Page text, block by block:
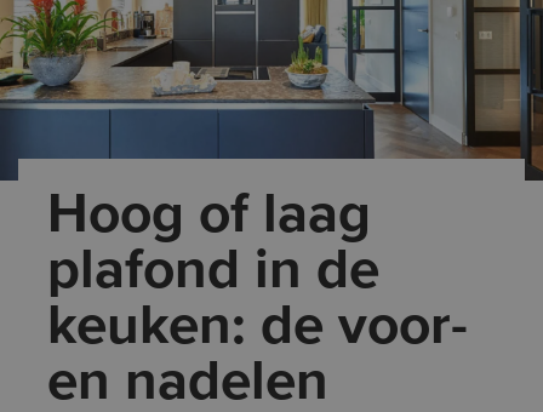
Hoog of laag
plafond in de
keuken: de voor-
en nadelen